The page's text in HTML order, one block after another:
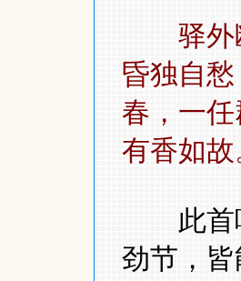
驿
昏独自
春，一
有香如故
此首咏
劲节，